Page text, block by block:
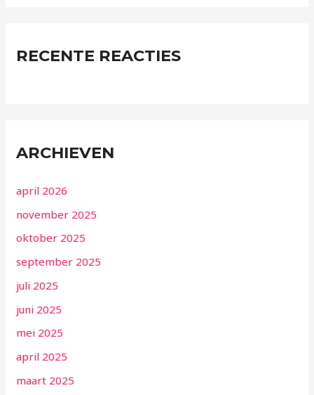
RECENTE REACTIES
ARCHIEVEN
april 2026
november 2025
oktober 2025
september 2025
juli 2025
juni 2025
mei 2025
april 2025
maart 2025